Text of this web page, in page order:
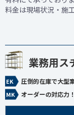
料金は現場状況・施
業務用ス
圧倒的在庫で大型
オーダーの対応力